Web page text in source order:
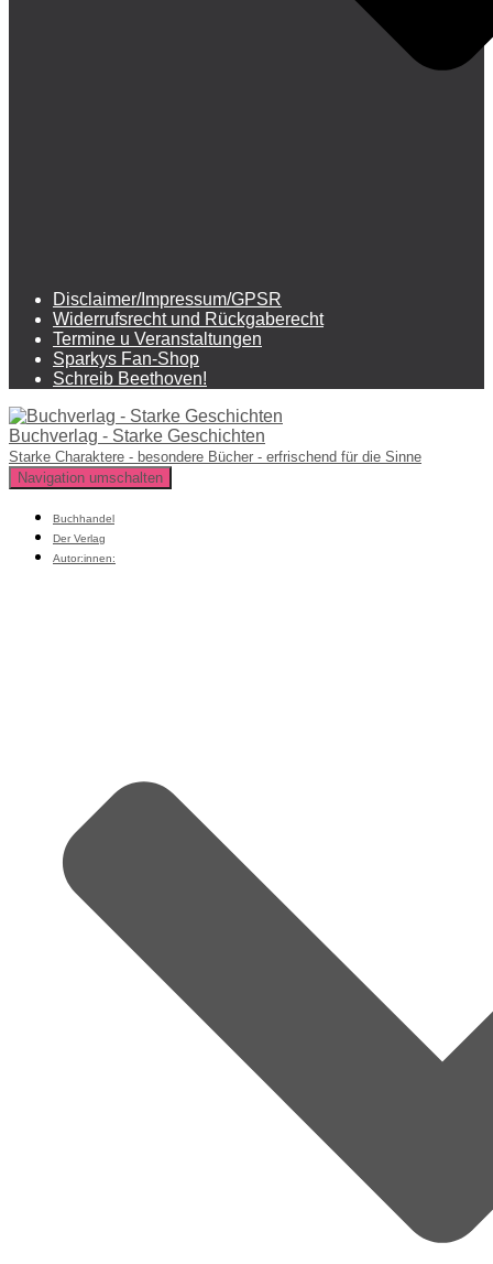
Disclaimer/Impressum/GPSR
Widerrufsrecht und Rückgaberecht
Termine u Veranstaltungen
Sparkys Fan-Shop
Schreib Beethoven!
Buchverlag - Starke Geschichten
Starke Charaktere - besondere Bücher - erfrischend für die Sinne
Navigation umschalten
Buchhandel
Der Verlag
Autor:innen: